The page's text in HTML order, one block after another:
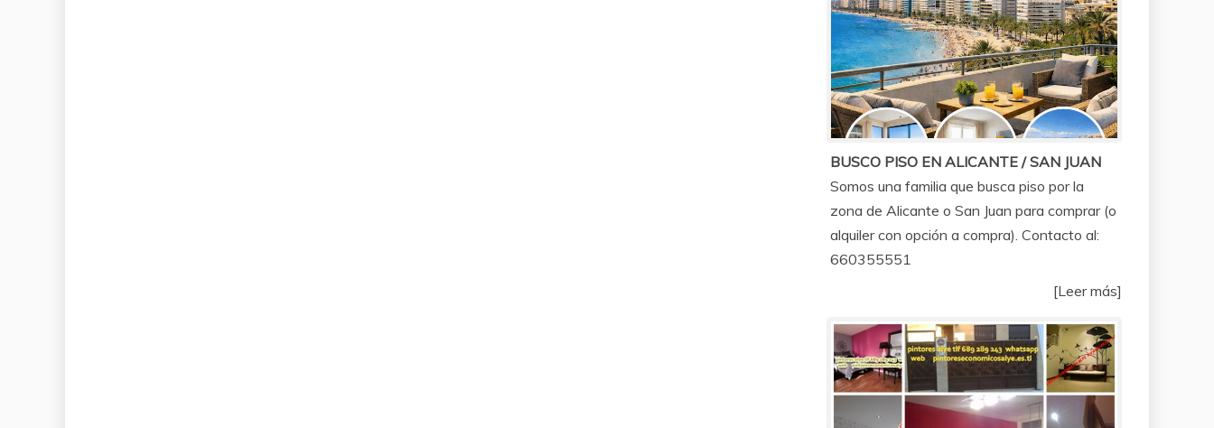
BUSCO PISO EN ALICANTE / SAN JUAN
Somos una familia que busca piso por la
zona de Alicante o San Juan para comprar (o
alquiler con opción a compra). Contacto al:
660355551
[Leer más]